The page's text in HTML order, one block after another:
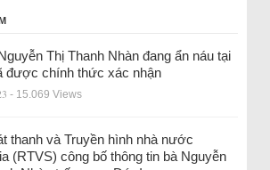
Thị Thanh Nhàn đang ẩn náu tại
được chính thức xác nhận
- 15.069 Views
thanh và Truyền hình nhà nước
(RTVS) công bố thông tin bà Nguyễn